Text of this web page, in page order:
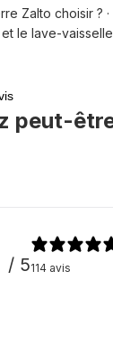
Zalto choisir ? ·
le lave-vaisselle
peut-
/ 5114 avis